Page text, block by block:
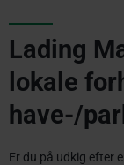
Lading
lokale
have-/
Er du på udkig efter